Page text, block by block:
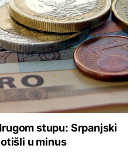
stupu: Srpanjski
u minus